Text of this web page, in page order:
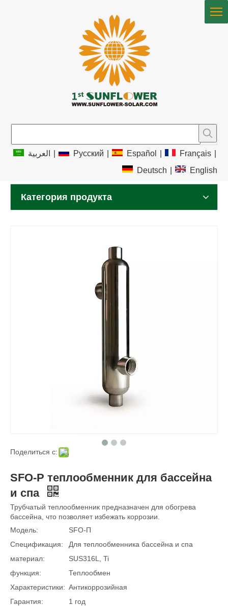
العربية Pусский Español Français
Deutsch
English
Категория продукта
Поделиться с:
SFO-P теплообменник для бассейна
и спа
Трубчатый теплообменник предназначен для обогрева
бассейна, что позволяет избежать коррозии.
Модель:
SFO-П
Спецификация:
Для теплообменника бассейна и спа
материал:
SUS316L, Ti
функция:
Теплообмен
Характеристики: Антикоррозийная
Гарантия:
1 год